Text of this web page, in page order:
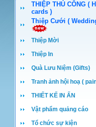
THIỆP THỦ CÔNG (
cards )
Thiệp Cưới (
Thiệp Mời
Thiệp In
Quà Lưu Niệm (Gifts)
Tranh ảnh hội hoạ (
THIẾT KẾ IN ẤN
Vật phẩm quảng cáo
Tổ chức sự kiện